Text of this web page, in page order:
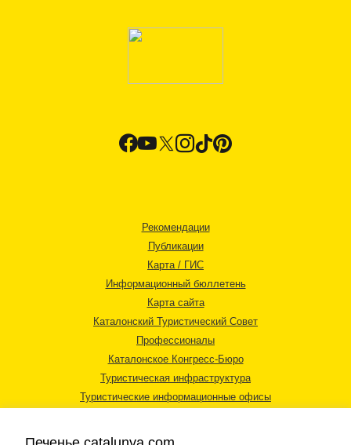
Рекомендации
Публикации
Карта / ГИС
Информационный бюллетень
Карта сайта
Каталонский Туристический Совет
Профессионалы
Каталонское Конгресс-Бюро
Туристическая инфраструктура
Туристические информационные офисы